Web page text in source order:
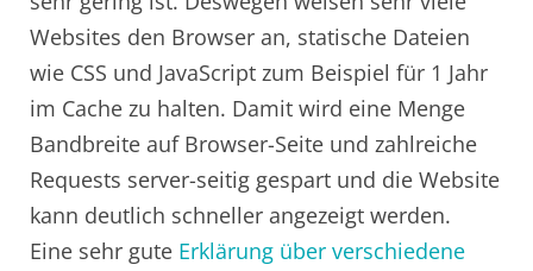
Websites den Browser an, statische Dateien
wie CSS und JavaScript zum Beispiel für 1 Jahr
im Cache zu halten. Damit wird eine Menge
Bandbreite auf Browser-Seite und zahlreiche
Requests server-seitig gespart und die Website
kann deutlich schneller angezeigt werden.
Eine sehr gute Erklärung über verschiedene